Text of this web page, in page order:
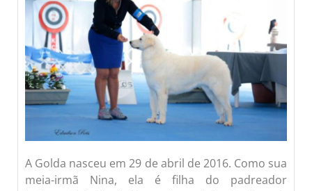
A Golda nasceu em 29 de abril de 2016. Como sua
meia-irmã Nina, ela é filha do padreador